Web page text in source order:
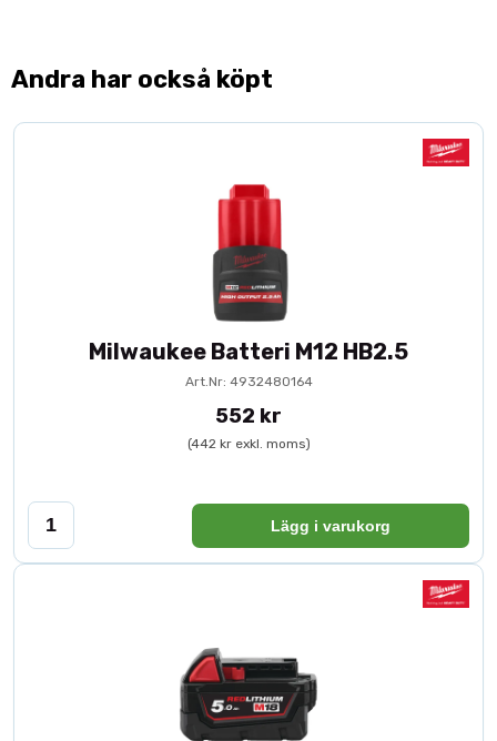
Andra har också köpt
Milwaukee Batteri M12 HB2.5
Art.Nr: 4932480164
552 kr
(442 kr exkl. moms)
Lägg i varukorg